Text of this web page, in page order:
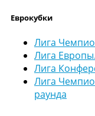
Еврокубки
Лига
Лига
Лига
Лига
раунда